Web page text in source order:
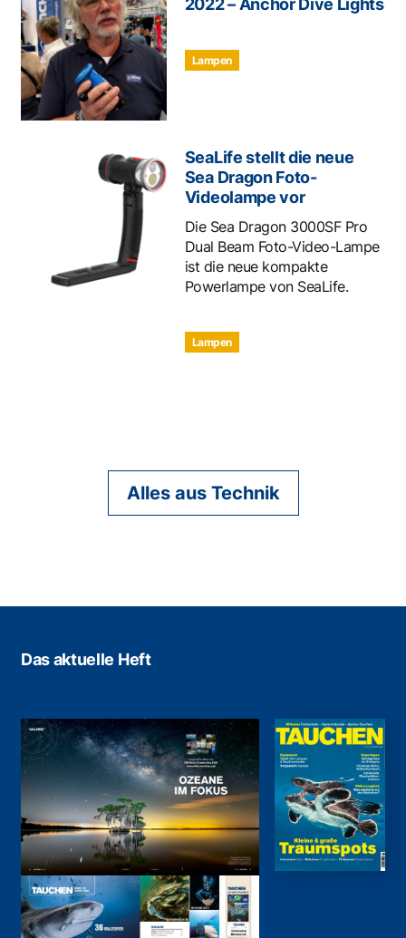
2022 – Anchor Dive Lights
Lampen
SeaLife stellt die neue
Sea Dragon Foto-
Videolampe vor
Die Sea Dragon 3000SF Pro
Dual Beam Foto-Video-Lampe
ist die neue kompakte
Powerlampe von SeaLife.
Lampen
Alles aus Technik
Das aktuelle Heft